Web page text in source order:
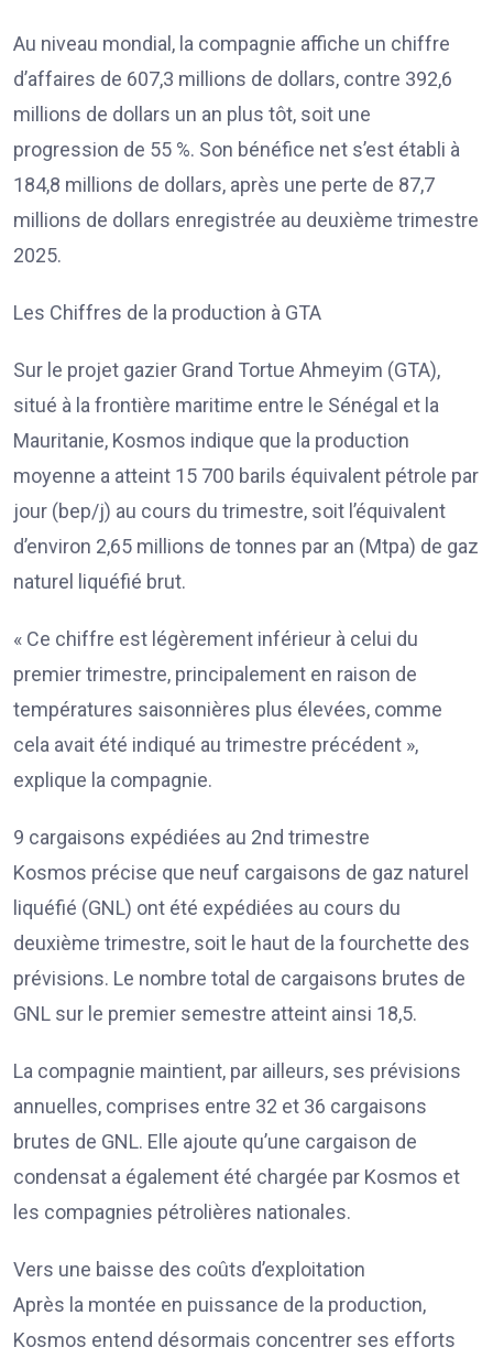
Au niveau mondial, la compagnie affiche un chiffre
d’affaires de 607,3 millions de dollars, contre 392,6
millions de dollars un an plus tôt, soit une
progression de 55 %. Son bénéfice net s’est établi à
184,8 millions de dollars, après une perte de 87,7
millions de dollars enregistrée au deuxième trimestre
2025.
Les Chiffres de la production à GTA
Sur le projet gazier Grand Tortue Ahmeyim (GTA),
situé à la frontière maritime entre le Sénégal et la
Mauritanie, Kosmos indique que la production
moyenne a atteint 15 700 barils équivalent pétrole par
jour (bep/j) au cours du trimestre, soit l’équivalent
d’environ 2,65 millions de tonnes par an (Mtpa) de gaz
naturel liquéfié brut.
« Ce chiffre est légèrement inférieur à celui du
premier trimestre, principalement en raison de
températures saisonnières plus élevées, comme
cela avait été indiqué au trimestre précédent »,
explique la compagnie.
9 cargaisons expédiées au 2nd trimestre
Kosmos précise que neuf cargaisons de gaz naturel
liquéfié (GNL) ont été expédiées au cours du
deuxième trimestre, soit le haut de la fourchette des
prévisions. Le nombre total de cargaisons brutes de
GNL sur le premier semestre atteint ainsi 18,5.
La compagnie maintient, par ailleurs, ses prévisions
annuelles, comprises entre 32 et 36 cargaisons
brutes de GNL. Elle ajoute qu’une cargaison de
condensat a également été chargée par Kosmos et
les compagnies pétrolières nationales.
Vers une baisse des coûts d’exploitation
Après la montée en puissance de la production,
Kosmos entend désormais concentrer ses efforts